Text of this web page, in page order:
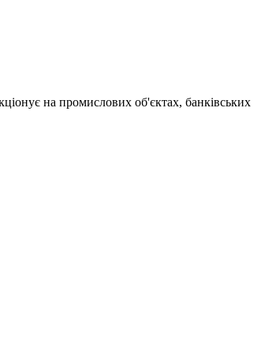
на промислових об'єктах, банківських